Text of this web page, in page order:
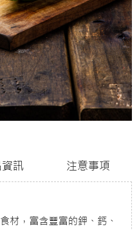
訊 注意事項
材，富含豐富的鉀、鈣、